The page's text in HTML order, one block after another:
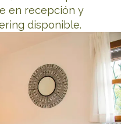
en recepción y
disponible.